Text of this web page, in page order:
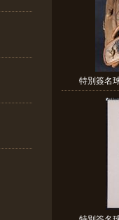
特別簽名